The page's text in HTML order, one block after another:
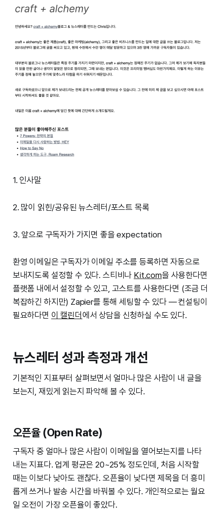
1. 인사말
2. 많이 읽힌/공유된 뉴스레터/포스트 목록
3. 앞으로 구독자가 가지면 좋을 expectation
환영 이메일은 구독자가 이메일 주소를 등록하면 자동으로
보내지도록 설정할 수 있다. 스티비나 Kit.com을 사용한다면
플랫폼 내에서 설정할 수 있고, 고스트를 사용한다면 (조금 더
복잡하긴 하지만) Zapier를 통해 세팅할 수 있다 — 컨설팅이
필요하다면 이 캘린더 에서 상담을 신청하실 수도 있다.
뉴스레터 성과 측정과 개선
기본적인 지표부터 살펴보면서 얼마나 많은 사람이 내 글을
보는지, 재밌게 읽는지 파악해 볼 수 있다.
오픈율 (Open Rate)
구독자 중 얼마나 많은 사람이 이메일을 열어보는지를 나타
내는 지표다. 업계 평균은 20~25% 정도인데, 처음 시작할
때는 이보다 낮아도 괜찮다. 오픈율이 낮다면 제목을 더 흥미
롭게 쓰거나 발송 시간을 바꿔볼 수 있다. 개인적으로는 월요
일 오전이 가장 오픈율이 좋았다.